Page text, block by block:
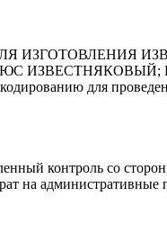
ИЗГОТОВЛЕНИЯ
ФЛЮС
для
контроль со
на административные